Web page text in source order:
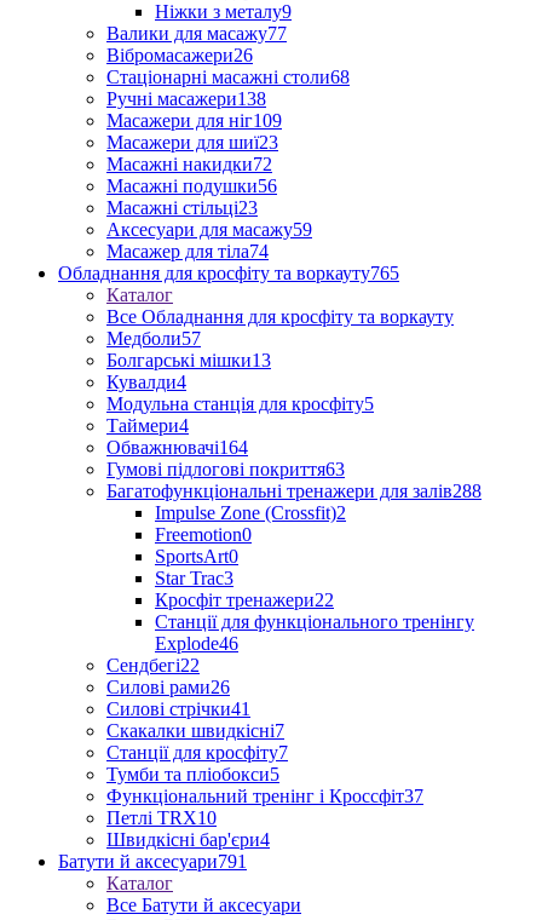
Ніжки з металу9
Валики для масажу77
Вібромасажери26
Стаціонарні масажні столи68
Ручні масажери138
Масажери для ніг109
Масажери для шиї23
Масажні накидки72
Масажні подушки56
Масажні стільці23
Аксесуари для масажу59
Масажер для тіла74
Обладнання для кросфіту та воркауту765
Каталог
Все Обладнання для кросфіту та воркауту
Медболи57
Болгарські мішки13
Кувалди4
Модульна станція для кросфіту5
Таймери4
Обважнювачі164
Гумові підлогові покриття63
Багатофункціональні тренажери для залів288
Impulse Zone (Crossfit)2
Freemotion0
SportsArt0
Star Trac3
Кросфіт тренажери22
Станції для функціонального тренінгу
Explode46
Сендбегі22
Силові рами26
Силові стрічки41
Скакалки швидкісні7
Станції для кросфіту7
Тумби та пліобокси5
Функціональний тренінг і Кроссфіт37
Петлі TRX10
Швидкісні бар'єри4
Батути й аксесуари791
Каталог
Все Батути й аксесуари